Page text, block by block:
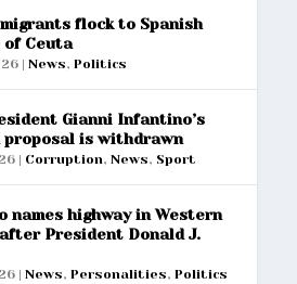
flock to Spanish
of Ceuta
|News,Politics
Gianni Infantino’s
proposal is withdrawn
| Corruption,News, Sport
names highway in Western
President Donald J.
|News,Personalities,Politics